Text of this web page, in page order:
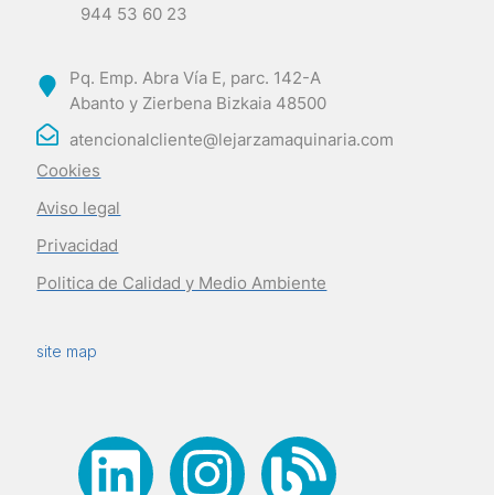
944 53 60 23
Pq. Emp. Abra Vía E, parc. 142-A
Abanto y Zierbena Bizkaia 48500
atencionalcliente@lejarzamaquinaria.com
Cookies
Aviso legal
Privacidad
Politica de Calidad y Medio Ambiente
site map